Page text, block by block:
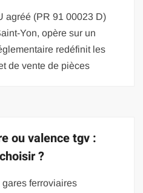
agréé (PR 91 00023 D)
Yon, opère sur un
redéfinit les
de vente de pièces
ou valence tgv :
?
ferroviaires